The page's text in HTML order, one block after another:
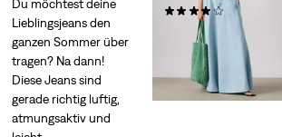
(5)
89,95 €
Du möchtest deine
Lieblingsjeans den
ganzen Sommer über
tragen? Na dann!
Diese Jeans sind
gerade richtig luftig,
atmungsaktiv und